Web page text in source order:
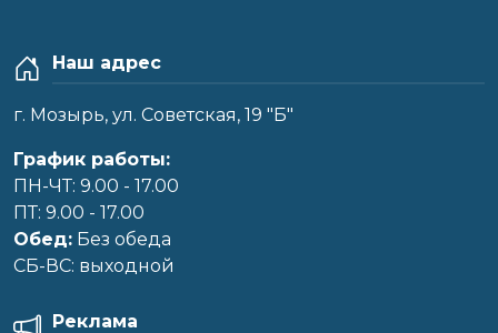
Наш адрес
г. Мозырь, ул. Советская, 19 "Б"
График работы:
ПН-ЧТ: 9.00 - 17.00
ПТ: 9.00 - 17.00
Обед: Без обеда
CБ-ВС: выходной
Реклама